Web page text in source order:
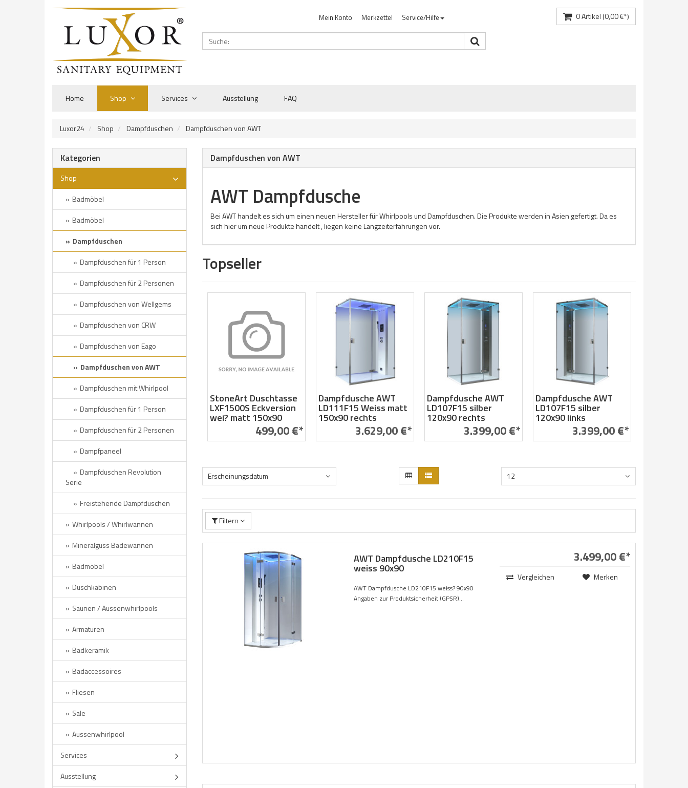
Mein Konto Merkzettel Service/Hilfe 0Artikel (0,00 €*)
Home Shop Services Ausstellung FAQ
Luxor24 Shop Dampfduschen Dampfduschen von AWT
Kategorien
Shop
Badmöbel
Badmöbel
Dampfduschen
Dampfduschen für 1 Person
Dampfduschen für 2 Personen
Dampfduschen von Wellgems
Dampfduschen von CRW
Dampfduschen von Eago
Dampfduschen von AWT
Dampfduschen mit Whirlpool
Dampfduschen für 1 Person
Dampfduschen für 2 Personen
Dampfpaneel
Dampfduschen Revolution
Serie
Freistehende Dampfduschen
Whirlpools / Whirlwannen
Mineralguss Badewannen
Badmöbel
Duschkabinen
Saunen / Aussenwhirlpools
Armaturen
Badkeramik
Badaccessoires
Fliesen
Sale
Aussenwhirlpool
Services
Ausstellung
Dampfduschen von AWT
AWT Dampfdusche
Bei AWT handelt es sich um einen neuen Hersteller für Whirlpools und Dampfduschen. Die Produkte werden in Asien gefertigt. Da es
sich hier um neue Produkte handelt , liegen keine Langzeiterfahrungen vor.
Topseller
StoneArt Duschtasse
LXF1500S Eckversion
wei? matt 150x90
499,00 €*
Dampfdusche AWT
LD111F15 Weiss matt
150x90 rechts
3.629,00 €*
Dampfdusche AWT
LD107F15 silber
120x90 rechts
3.399,00 €*
Dampfdusche AWT
LD107F15 silber
120x90 links
3.399,00 €*
Erscheinungsdatum 12
Filtern
AWT Dampfdusche LD210F15
weiss 90x90
AWT Dampfdusche LD210F15 weiss? 90x90
Angaben zur Produktsicherheit (GPSR)...
3.499,00 €*
Vergleichen Merken